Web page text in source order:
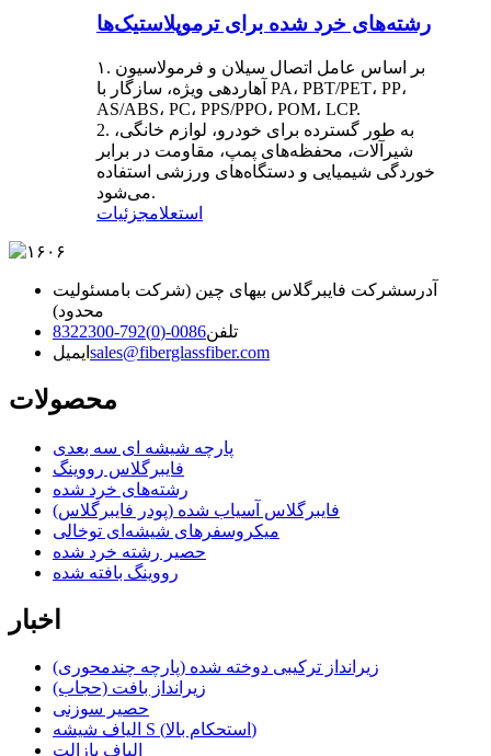
رشته‌های خرد شده برای ترموپلاستیک‌ها
۱. بر اساس عامل اتصال سیلان و فرمولاسیون
آهاردهی ویژه، سازگار با PA، PBT/PET، PP،
AS/ABS، PC، PPS/PPO، POM، LCP.
2. به طور گسترده برای خودرو، لوازم خانگی،
شیرآلات، محفظه‌های پمپ، مقاومت در برابر
خوردگی شیمیایی و دستگاه‌های ورزشی استفاده
می‌شود.
استعلامجزئیات
آدرسشرکت فایبرگلاس بیهای چین (شرکت بامسئولیت
محدود)
تلفن0086-(0)792-8322300
ایمیل sales@fiberglassfiber.com
محصولات
پارچه شیشه ای سه بعدی
فایبرگلاس رووینگ
رشته‌های خرد شده
فایبرگلاس آسیاب شده (پودر فایبرگلاس)
میکروسفرهای شیشه‌ای توخالی
حصیر رشته خرد شده
رووینگ بافته شده
اخبار
زیرانداز ترکیبی دوخته شده (پارچه چندمحوری)
زیرانداز بافت (حجاب)
حصیر سوزنی
الیاف شیشه S (استحکام بالا)
الیاف بازالت